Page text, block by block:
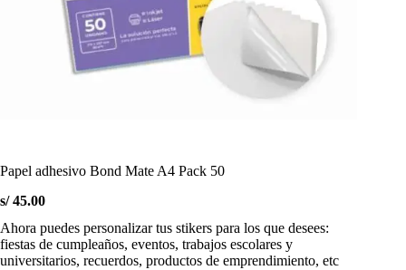
Papel adhesivo Bond Mate A4 Pack 50
s/45.00
Ahora puedes personalizar tus stikers para los que desees:
fiestas de cumpleaños, eventos, trabajos escolares y
universitarios, recuerdos, productos de emprendimiento, etc